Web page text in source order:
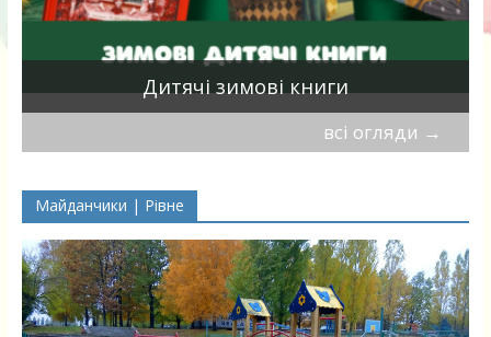
Дитячі зимові книги
всі огляди →
Майданчики | Рівне